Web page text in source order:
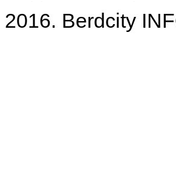
2016. Berdcity